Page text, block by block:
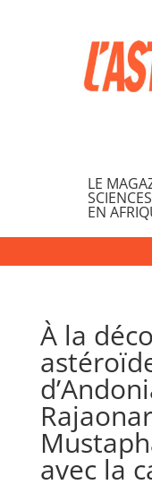
LE
EN
À la
avec la